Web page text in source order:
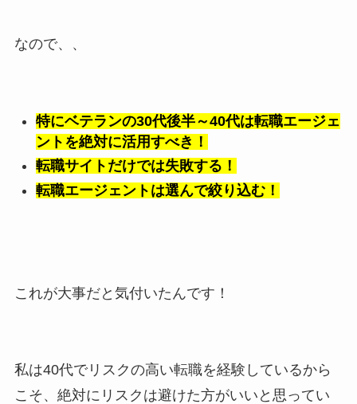
なので、、
特にベテランの30代後半～40代は転職エージェ
ントを絶対に活用すべき！
転職サイトだけでは失敗する！
転職エージェントは選んで絞り込む！
これが大事だと気付いたんです！
私は40代でリスクの高い転職を経験しているから
こそ、絶対にリスクは避けた方がいいと思ってい